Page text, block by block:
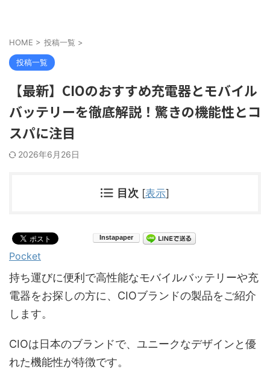
HOME > 投稿一覧 >
投稿一覧
【最新】CIOのおすすめ充電器とモバイル
バッテリーを徹底解説！驚きの機能性とコ
スパに注目
2026年6月26日
目次 [表示]
Pocket
持ち運びに便利で高性能なモバイルバッテリーや充
電器をお探しの方に、CIOブランドの製品をご紹介
します。
CIOは日本のブランドで、ユニークなデザインと優
れた機能性が特徴です。